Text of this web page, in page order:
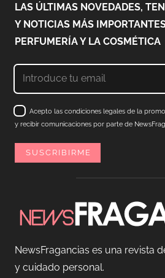
LAS ÚLTIMAS NOVEDADES,
Y NOTICIAS MÁS
PERFUMERÍA Y LA COSMÉTICA
Acepto las condiciones legales de la
y recibir comunicaciones por parte de
NewsFragancias es una revista
y cuidado personal.